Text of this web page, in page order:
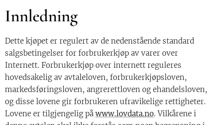
Innledning
Dette kjøpet er regulert av de nedenstående standard
salgsbetingelser for forbrukerkjøp av varer over
Internett. Forbrukerkjøp over internett reguleres
hovedsakelig av avtaleloven, forbrukerkjøpsloven,
markedsføringsloven, angrerettloven og ehandelsloven,
og disse lovene gir forbrukeren ufravikelige rettigheter.
Lovene er tilgjengelig på www.lovdata.no. Vilkårene i